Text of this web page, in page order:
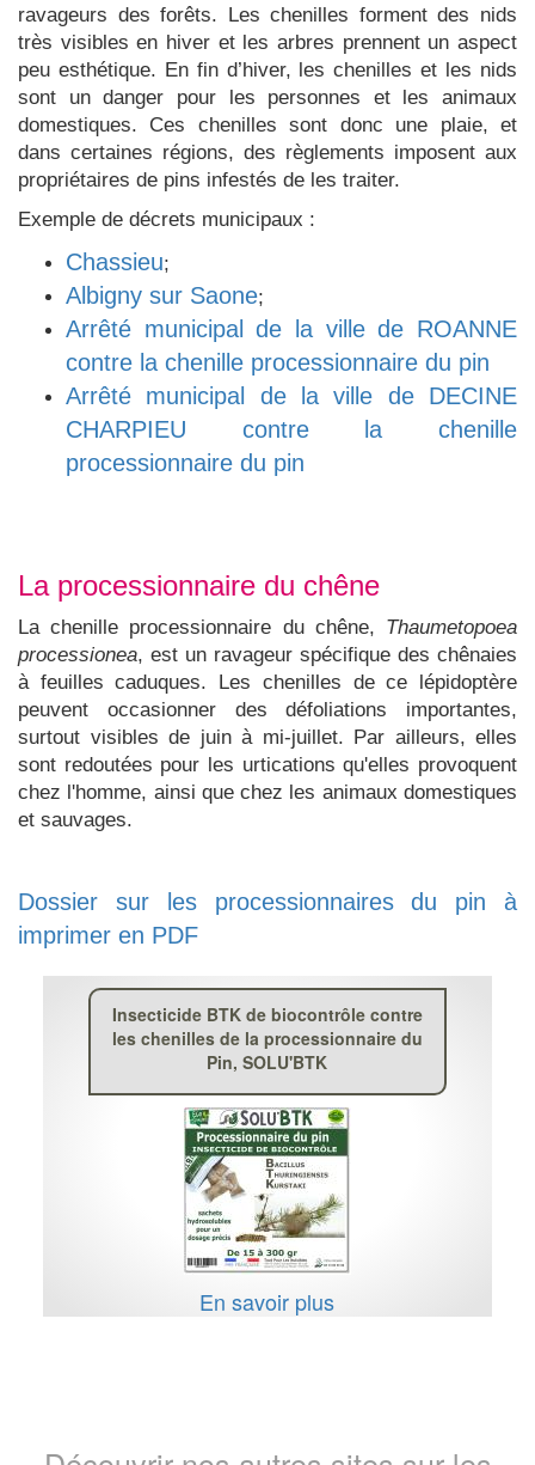
ravageurs des forêts. Les chenilles forment des nids
très visibles en hiver et les arbres prennent un aspect
peu esthétique. En fin d’hiver, les chenilles et les nids
sont un danger pour les personnes et les animaux
domestiques. Ces chenilles sont donc une plaie, et
dans certaines régions, des règlements imposent aux
propriétaires de pins infestés de les traiter.
Exemple de décrets municipaux :
Chassieu;
Albigny sur Saone;
Arrêté municipal de la ville de ROANNE
contre la chenille processionnaire du pin
Arrêté municipal de la ville de DECINE
CHARPIEU contre la chenille
processionnaire du pin
La processionnaire du chêne
La chenille processionnaire du chêne, Thaumetopoea
processionea, est un ravageur spécifique des chênaies
à feuilles caduques. Les chenilles de ce lépidoptère
peuvent occasionner des défoliations importantes,
surtout visibles de juin à mi-juillet. Par ailleurs, elles
sont redoutées pour les urtications qu'elles provoquent
chez l'homme, ainsi que chez les animaux domestiques
et sauvages.
Dossier sur les processionnaires du pin à
imprimer en PDF
Insecticide BTK de biocontrôle contre
les chenilles de la processionnaire du
Pin, SOLU'BTK
En savoir plus